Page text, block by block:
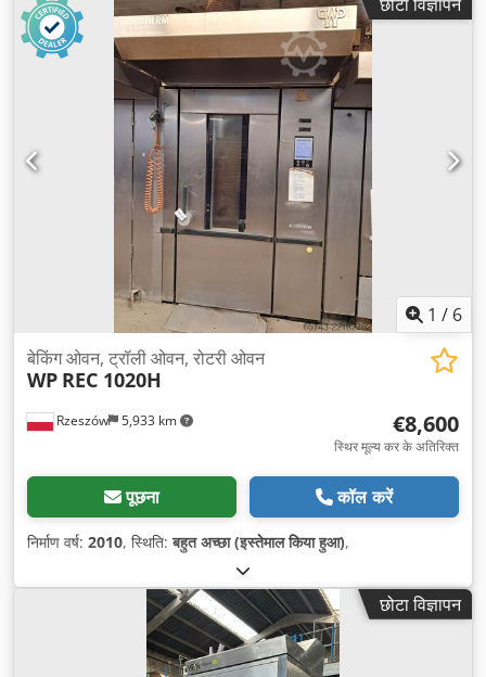
1 / 6
Rzeszów 5,933 km
बेकिंग ओवन, ट्रॉली ओवन, रोटरी ओवन
WP REC 1020H
€8,600
स्थिर मूल्य कर के अतिरिक्त
पूछना कॉल करें
निर्माण वर्ष: 2010, स्थिति:बहुत अच्छा (इस्तेमाल किया हुआ),
छोटा विज्ञापन